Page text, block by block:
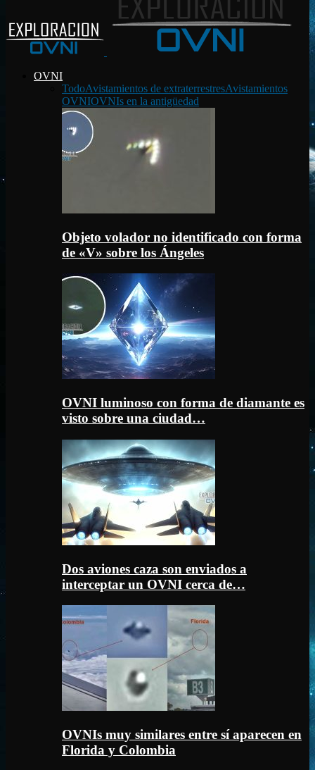
OVNI
TodoAvistamientos de extraterrestresAvistamientos
OVNIOVNIs en la antigüedad
Objeto volador no identificado con forma
de «V» sobre los Ángeles
OVNI luminoso con forma de diamante es
visto sobre una ciudad…
Dos aviones caza son enviados a
interceptar un OVNI cerca de…
OVNIs muy similares entre sí aparecen en
Florida y Colombia